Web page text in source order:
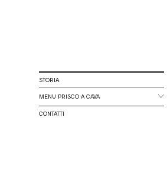
STORIA
MENU PRISCO A CAVA
CONTATTI